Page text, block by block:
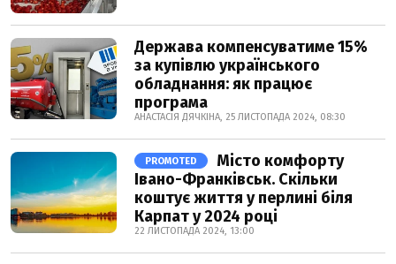
Держава компенсуватиме 15%
за купівлю українського
обладнання: як працює
програма
АНАСТАСІЯ ДЯЧКІНА, 25 ЛИСТОПАДА 2024, 08:30
PROMOTED
Місто комфорту
Івано-Франківськ. Скільки
коштує життя у перлині біля
Карпат у 2024 році
22 ЛИСТОПАДА 2024, 13:00